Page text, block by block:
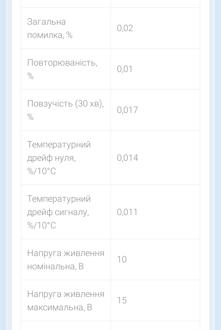
Загальна
помилка, %
0,02
Повторюваність,
%
0,01
Повзучість (30 хв),
%
0,017
Температурний
дрейф нуля,
%/10°C
0,014
Температурний
дрейф сигналу,
%/10°C
0,011
Напруга живлення
номінальна, В
10
Напруга живлення
максимальна, В
15